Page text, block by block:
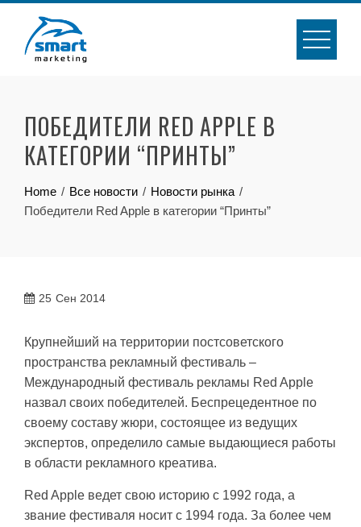
content
ПОБЕДИТЕЛИ RED APPLE В
КАТЕГОРИИ “ПРИНТЫ”
Home Все новости
Новости рынка
Победители Red Apple в категории “Принты”
25 Сен 2014
Крупнейший на территории постсоветского
пространства рекламный фестиваль –
Международный фестиваль рекламы Red Apple
назвал своих победителей. Беспрецедентное по
своему составу жюри, состоящее из ведущих
экспертов, определило самые выдающиеся работы
в области рекламного креатива.
Red Apple ведет свою историю с 1992 года, а
звание фестиваля носит с 1994 года. За более чем